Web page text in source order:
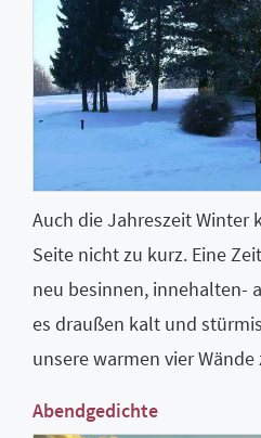
Auch die Jahreszeit Winter
Seite nicht zu kurz. Eine
neu besinnen, innehalten-
es draußen kalt und
unsere warmen vier
Abendgedichte